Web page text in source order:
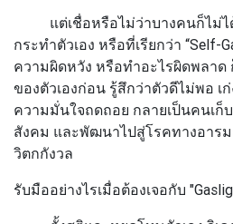
แต่เชื่อหรือไม่ว่าบางคนก็ไม่ไ
กระทำตัวเอง หรือที่เรียกว่า “Self-
ความผิดหวัง หรือทำอะไรผิดพลาด
ของตัวเองก่อน รู้สึกว่าตัวดีไม่พอ เ
ความมั่นใจถดถอย กลายเป็นคนเก็
สังคม และพัฒนาไปสู่โรคทางอาร
วิตกกังวล
รับมืออย่างไรเมื่อต้องเจอกับ